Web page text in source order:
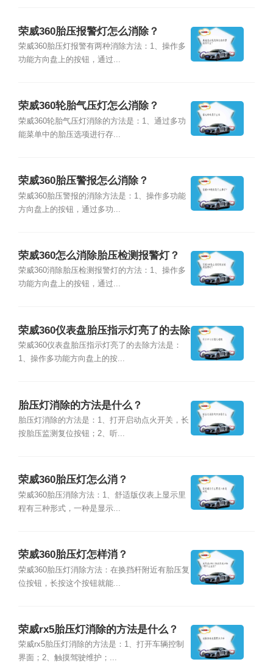
荣威360胎压报警灯怎么消除？
荣威360胎压灯报警有两种消除方法：1、操作多
功能方向盘上的按钮，通过...
荣威360轮胎气压灯怎么消除？
荣威360轮胎气压灯消除的方法是：1、通过多功
能菜单中的胎压选项进行存...
荣威360胎压警报怎么消除？
荣威360胎压警报的消除方法是：1、操作多功能
方向盘上的按钮，通过多功...
荣威360怎么消除胎压检测报警灯？
荣威360消除胎压检测报警灯的方法：1、操作多
功能方向盘上的按钮，通过...
荣威360仪表盘胎压指示灯亮了的去除
方法是什么？
荣威360仪表盘胎压指示灯亮了的去除方法是：
1、操作多功能方向盘上的按...
胎压灯消除的方法是什么？
胎压灯消除的方法是：1、打开启动点火开关，长
按胎压监测复位按钮；2、听...
荣威360胎压灯怎么消？
荣威360胎压消除方法：1、舒适版仪表上显示里
程有三种形式，一种是显示...
荣威360胎压灯怎样消？
荣威360胎压灯消除方法：在换挡杆附近有胎压复
位按钮，长按这个按钮就能...
荣威rx5胎压灯消除的方法是什么？
荣威rx5胎压灯消除的方法是：1、打开车辆控制
界面；2、触摸驾驶维护；...